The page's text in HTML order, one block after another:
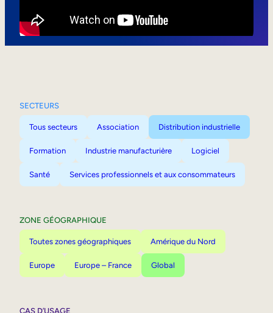
SECTEURS
Tous secteurs Association Distribution industrielle
Formation Industrie manufacturière Logiciel
Santé Services professionnels et aux consommateurs
ZONE GÉOGRAPHIQUE
Toutes zones géographiques Amérique du Nord
Europe Europe – France Global
CAS D’USAGE